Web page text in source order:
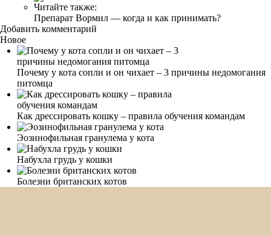
Читайте также:
Препарат Вормил — когда и как принимать?
Добавить комментарий
Новое
Почему у кота сопли и он чихает – 3 причины недомогания
питомца
Как дрессировать кошку – правила обучения командам
Эозинофильная гранулема у кота
Набухла грудь у кошки
Болезни британских котов